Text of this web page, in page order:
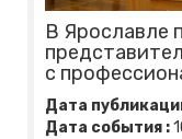
В Ярославле
с
Дата
Дата события :